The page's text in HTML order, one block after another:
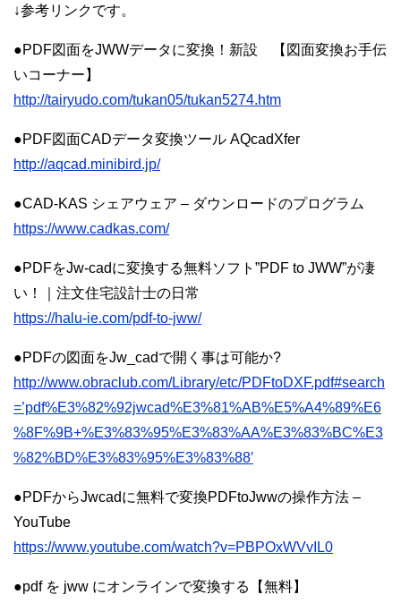
↓参考リンクです。
●PDF図面をJWWデータに変換！新設 【図面変換お手伝
いコーナー】
http://tairyudo.com/tukan05/tukan5274.htm
●PDF図面CADデータ変換ツール AQcadXfer
http://aqcad.minibird.jp/
●CAD-KAS シェアウェア – ダウンロードのプログラム
https://www.cadkas.com/
●PDFをJw-cadに変換する無料ソフト”PDF to JWW”が凄
い！｜注文住宅設計士の日常
https://halu-ie.com/pdf-to-jww/
●PDFの図面をJw_cadで開く事は可能か?
http://www.obraclub.com/Library/etc/PDFtoDXF.pdf#search
=’pdf%E3%82%92jwcad%E3%81%AB%E5%A4%89%E6
%8F%9B+%E3%83%95%E3%83%AA%E3%83%BC%E3
%82%BD%E3%83%95%E3%83%88′
●PDFからJwcadに無料で変換PDFtoJwwの操作方法 –
YouTube
https://www.youtube.com/watch?v=PBPOxWVvIL0
●pdf を jww にオンラインで変換する【無料】